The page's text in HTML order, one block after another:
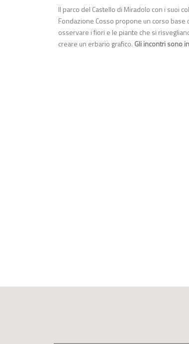
Il parco del Castello di Miradolo con i suoi
Fondazione Cosso propone un corso
osservare i fiori e le piante che si
creare un erbario grafico. Gli incontri sono